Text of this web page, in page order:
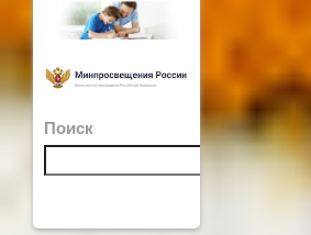
Поиск
Поиск